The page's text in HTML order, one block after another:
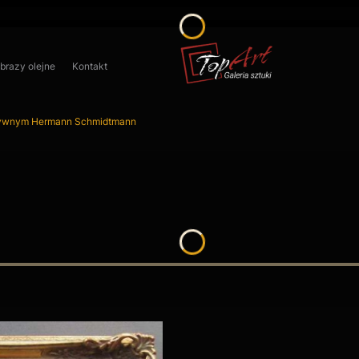
olejne Kontakt
Hermann Schmidtmann